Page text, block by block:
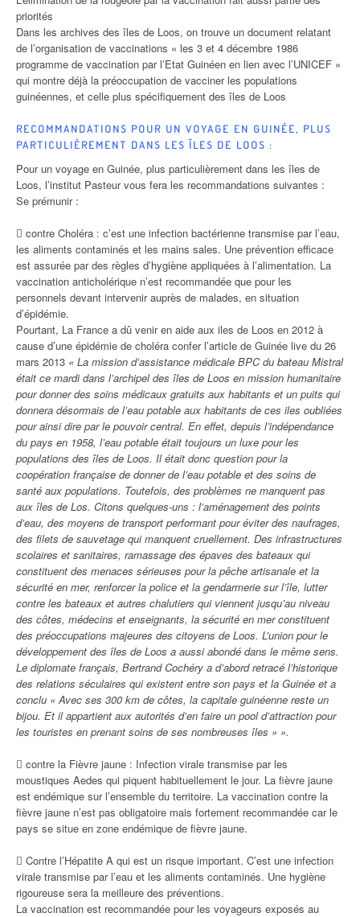
priorités
Dans les archives des îles de Loos, on trouve un document relatant
de l’organisation de vaccinations « les 3 et 4 décembre 1986
programme de vaccination par l’Etat Guinéen en lien avec l’UNICEF »
qui montre déjà la préoccupation de vacciner les populations
guinéennes, et celle plus spécifiquement des îles de Loos
RECOMMANDATIONS POUR UN VOYAGE EN GUINÉE, PLUS
PARTICULIÈREMENT DANS LES ÎLES DE LOOS :
Pour un voyage en Guinée, plus particulièrement dans les îles de
Loos, l’institut Pasteur vous fera les recommandations suivantes :
Se prémunir :
 contre Choléra : c’est une infection bactérienne transmise par l’eau,
les aliments contaminés et les mains sales. Une prévention efficace
est assurée par des règles d’hygiène appliquées à l’alimentation. La
vaccination anticholérique n’est recommandée que pour les
personnels devant intervenir auprès de malades, en situation
d’épidémie.
Pourtant, La France a dû venir en aide aux iles de Loos en 2012 à
cause d’une épidémie de choléra confer l’article de Guinée live du 26
mars 2013 « La mission d’assistance médicale BPC du bateau Mistral
était ce mardi dans l’archipel des îles de Loos en mission humanitaire
pour donner des soins médicaux gratuits aux habitants et un puits qui
donnera désormais de l’eau potable aux habitants de ces iles oubliées
pour ainsi dire par le pouvoir central. En effet, depuis l’indépendance
du pays en 1958, l’eau potable était toujours un luxe pour les
populations des îles de Loos. Il était donc question pour la
coopération française de donner de l’eau potable et des soins de
santé aux populations. Toutefois, des problèmes ne manquent pas
aux îles de Los. Citons quelques-uns : l’aménagement des points
d’eau, des moyens de transport performant pour éviter des naufrages,
des filets de sauvetage qui manquent cruellement. Des infrastructures
scolaires et sanitaires, ramassage des épaves des bateaux qui
constituent des menaces sérieuses pour la pêche artisanale et la
sécurité en mer, renforcer la police et la gendarmerie sur l’île, lutter
contre les bateaux et autres chalutiers qui viennent jusqu’au niveau
des côtes, médecins et enseignants, la sécurité en mer constituent
des préoccupations majeures des citoyens de Loos. L’union pour le
développement des îles de Loos a aussi abondé dans le même sens.
Le diplomate français, Bertrand Cochéry a d’abord retracé l’historique
des relations séculaires qui existent entre son pays et la Guinée et a
conclu « Avec ses 300 km de côtes, la capitale guinéenne reste un
bijou. Et il appartient aux autorités d’en faire un pool d’attraction pour
les touristes en prenant soins de ses nombreuses îles » ».
 contre la Fièvre jaune : Infection virale transmise par les
moustiques Aedes qui piquent habituellement le jour. La fièvre jaune
est endémique sur l’ensemble du territoire. La vaccination contre la
fièvre jaune n’est pas obligatoire mais fortement recommandée car le
pays se situe en zone endémique de fièvre jaune.
 Contre l’Hépatite A qui est un risque important. C’est une infection
virale transmise par l’eau et les aliments contaminés. Une hygiène
rigoureuse sera la meilleure des préventions.
La vaccination est recommandée pour les voyageurs exposés au